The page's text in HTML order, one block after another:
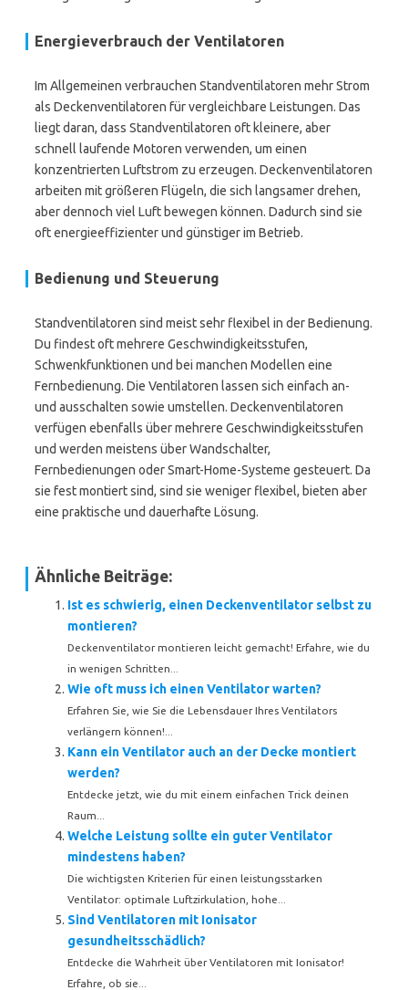
Energieverbrauch der Ventilatoren
Im Allgemeinen verbrauchen Standventilatoren mehr Strom
als Deckenventilatoren für vergleichbare Leistungen. Das
liegt daran, dass Standventilatoren oft kleinere, aber
schnell laufende Motoren verwenden, um einen
konzentrierten Luftstrom zu erzeugen. Deckenventilatoren
arbeiten mit größeren Flügeln, die sich langsamer drehen,
aber dennoch viel Luft bewegen können. Dadurch sind sie
oft energieeffizienter und günstiger im Betrieb.
Bedienung und Steuerung
Standventilatoren sind meist sehr flexibel in der Bedienung.
Du findest oft mehrere Geschwindigkeitsstufen,
Schwenkfunktionen und bei manchen Modellen eine
Fernbedienung. Die Ventilatoren lassen sich einfach an-
und ausschalten sowie umstellen. Deckenventilatoren
verfügen ebenfalls über mehrere Geschwindigkeitsstufen
und werden meistens über Wandschalter,
Fernbedienungen oder Smart-Home-Systeme gesteuert. Da
sie fest montiert sind, sind sie weniger flexibel, bieten aber
eine praktische und dauerhafte Lösung.
Ähnliche Beiträge:
Ist es schwierig, einen Deckenventilator selbst zu
montieren?
Deckenventilator montieren leicht gemacht! Erfahre, wie du
in wenigen Schritten...
Wie oft muss ich einen Ventilator warten?
Erfahren Sie, wie Sie die Lebensdauer Ihres Ventilators
verlängern können!...
Kann ein Ventilator auch an der Decke montiert
werden?
Entdecke jetzt, wie du mit einem einfachen Trick deinen
Raum...
Welche Leistung sollte ein guter Ventilator
mindestens haben?
Die wichtigsten Kriterien für einen leistungsstarken
Ventilator: optimale Luftzirkulation, hohe...
Sind Ventilatoren mit Ionisator
gesundheitsschädlich?
Entdecke die Wahrheit über Ventilatoren mit Ionisator!
Erfahre, ob sie...